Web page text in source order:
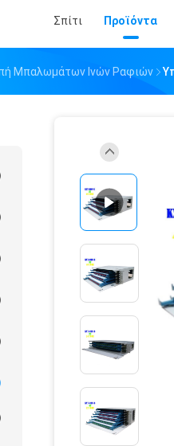
Σπίτι Προϊόντα
Μπαλωμάτων Ινών Ραφιών